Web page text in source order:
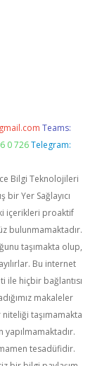
Teams:
0 726 Telegram:
Bilgi Teknolojileri
bir Yer Sağlayıcı
içerikleri proaktif
bulunmamaktadır.
taşımakta olup,
Bu internet
ile hiçbir bağlantısı
makaleler
taşımamakta
yapılmamaktadır.
tesadüfidir.